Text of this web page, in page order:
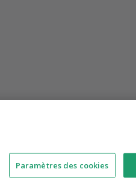
Paramètres des cookies